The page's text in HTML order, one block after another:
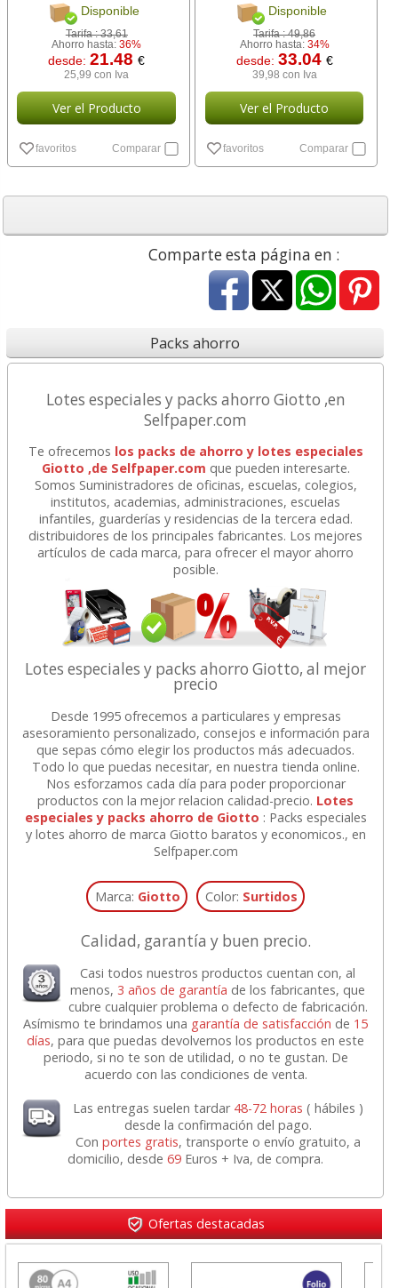
Disponible
Tarifa :33,61
Ahorro hasta:36%
desde:21.48€
25,99 con Iva
Ver el Producto
favoritos Comparar
Disponible
Tarifa :49,86
Ahorro hasta: 34%
desde: 33.04 €
39,98 con Iva
Ver el Producto
favoritos Comparar
Comparte esta página en :
Packs ahorro
Lotes especiales y packs ahorro Giotto ,en
Selfpaper.com
Te ofrecemos los packs de ahorro y lotes especiales
Giotto ,de Selfpaper.com que pueden interesarte.
Somos Suministradores de oficinas, escuelas, colegios,
institutos, academias, administraciones, escuelas
infantiles, guarderías y residencias de la tercera edad.
distribuidores de los principales fabricantes. Los mejores
artículos de cada marca, para ofrecer el mayor ahorro
posible.
Lotes especiales y packs ahorro Giotto, al mejor
precio
Desde 1995 ofrecemos a particulares y empresas
asesoramiento personalizado, consejos e información para
que sepas cómo elegir los productos más adecuados.
Todo lo que puedas necesitar, en nuestra tienda online.
Nos esforzamos cada día para poder proporcionar
productos con la mejor relacion calidad-precio. Lotes
especiales y packs ahorro de Giotto : Packs especiales
y lotes ahorro de marca Giotto baratos y economicos., en
Selfpaper.com
Marca: Giotto Color: Surtidos
Calidad, garantía y buen precio.
Casi todos nuestros productos cuentan con, al
menos,3 años de garantía de los fabricantes, que
cubre cualquier problema o defecto de fabricación.
Asímismo te brindamos una garantía de satisfacción de 15
días, para que puedas devolvernos los productos en este
periodo, si no te son de utilidad, o no te gustan. De
acuerdo con las condiciones de venta.
Las entregas suelen tardar 48-72 horas ( hábiles )
desde la confirmación del pago.
Con portes gratis, transporte o envío gratuito, a
domicilio, desde69 Euros + Iva, de compra.
Ofertas destacadas